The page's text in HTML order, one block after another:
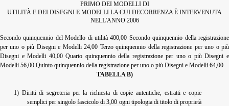
PRIMO DEI MODELLI DI
UTILITÀ E DEI DISEGNI E MODELLI LA CUI DECORRENZA È INTERVENUTA
NELL'ANNO 2006
Secondo quinquennio del Modello di utilità 400,00 Secondo quinquennio della registrazione
per uno o più Disegni e Modelli 24,00 Terzo quinquennio della registrazione per uno o più
Disegni e Modelli 40,00 Quarto quinquennio della registrazione per uno o più Disegni e
Modelli 56,00 Quinto quinquennio della registrazione per uno o più Disegni e Modelli 64,00
TABELLA B)
1) Diritti di segreteria per la richiesta di copie autentiche, estratti e copie
semplici per singolo fascicolo di 3,00 ogni tipologia di titolo di proprietà